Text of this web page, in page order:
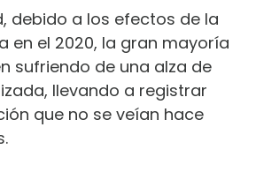
debido a los efectos de la
en el 2020, la gran mayoría
sufriendo de una alza de
llevando a registrar
que no se veían hace